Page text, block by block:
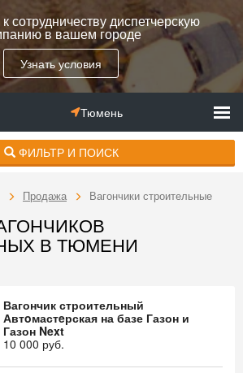
сотрудничеству диспетчерскую
в вашем городе
Узнать условия
Тюмень
ФИЛЬТР И ПОИСК
Продажа Вагончики строительные
В ТЮМЕНИ
Вагончик строительный
Автoмастeрская на базе Газон и
Газон Next
10 000 руб.